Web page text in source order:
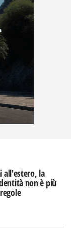
all'estero, la
non è più